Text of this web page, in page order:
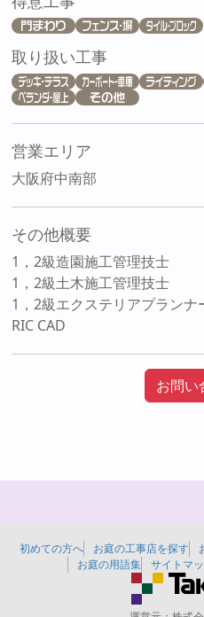
取り扱い工事
営業エリア
大阪府中南部
その他概要
1，2級造園施工管理技士
1，2級土木施工管理技士
1，2級エクステリアプランナ
RIC CAD
お問い
初めての方へ お庭の工事店を探す
お庭の用語集
サイトマ